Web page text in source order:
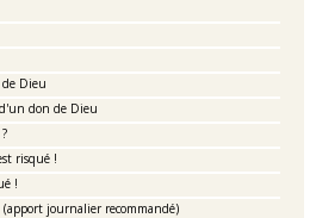
de Dieu
don de Dieu
risqué !
!
journalier recommandé)